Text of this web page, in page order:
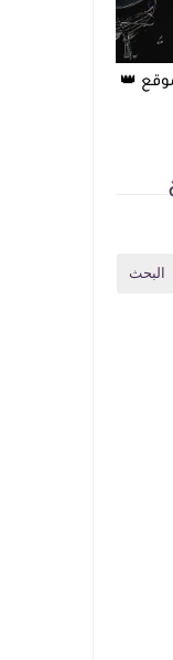
👑